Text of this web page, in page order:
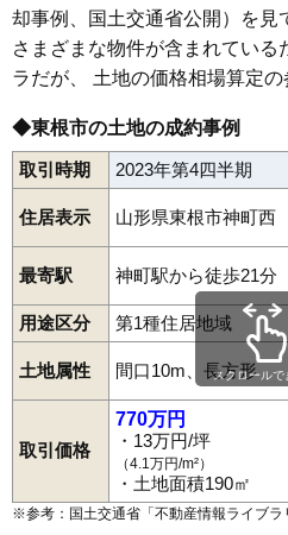
却事例、国土交通省公開）を見
さまざまな物件が含まれてい
ラだが、 土地の価格相場算定の
◆東根市の土地の成約事例
取引時期 2023年第4四半期
住居表示 山形県東根市神町西
最寄駅 神町駅から徒歩21分
用途区分 第1種住居地域
土地属性 間口10m、長方形
取引価格
770万円
・13万円/坪
（4.1万円/m²）
・土地面積190㎡
スクロールで
※参考：国土交通省「不動産情報ライブラ
泉郷板垣新田 一本木大林若木温